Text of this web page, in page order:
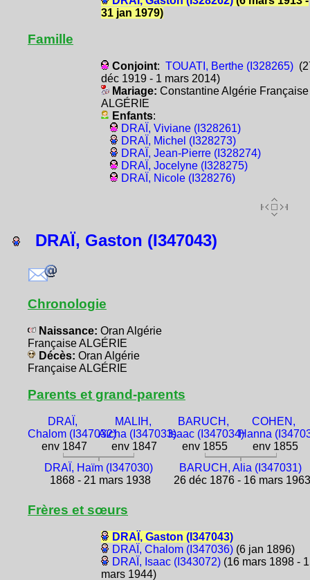
31 jan 1979)
Famille
Conjoint: TOUATI, Berthe (I328265)
déc 1919 - 1 mars 2014)
Mariage: Constantine Algérie Française
ALGÉRIE
Enfants:
DRAÏ, Viviane (I328261)
DRAÏ, Michel (I328273)
DRAÏ, Jean-Pierre (I328274)
DRAÏ, Jocelyne (I328275)
DRAÏ, Nicole (I328276)
DRAÏ, Gaston (I347043)
Chronologie
Naissance: Oran Algérie
Française ALGÉRIE
Décès: Oran Algérie
Française ALGÉRIE
Parents et grand-parents
DRAÏ,
Chalom (I347032)
env 1847
MALIH,
Aïcha (I347033)
env 1847
BARUCH,
Isaac (I347034)
env 1855
COHEN,
Hanna
env 1855
DRAÏ, Haïm (I347030)
1868 - 21 mars 1938
BARUCH, Alia (I347031)
26 déc 1876 - 16 mars 1963
Frères et sœurs
DRAÏ, Gaston (I347043)
DRAÏ, Chalom (I347036)(6 jan 1896)
DRAÏ, Isaac (I343072)(16 mars 1898 -
mars 1944)